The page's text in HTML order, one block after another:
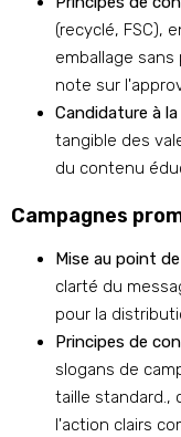
(recyclé, FSC),
emballage
note sur
Candidature à
tangible des
du contenu
Campagnes
Mise au point
clarté du
pour la
Principes de
slogans de
taille standard.,
l'action clairs